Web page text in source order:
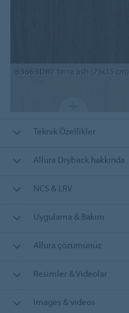
63663DR7 terra ash (75x15 cm)
Teknik Özellikler
Allura Dryback hakkında
NCS & LRV
Uygulama & Bakım
Allura çözümünüz
Resimler & Videolar
Images & videos